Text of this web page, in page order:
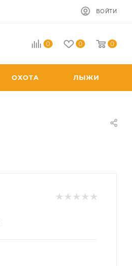
ВОЙТИ
0 0 0
ОХОТА ЛЫЖИ